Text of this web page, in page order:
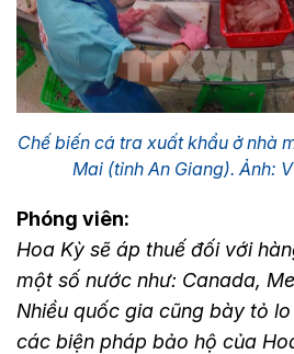
Chế biến cá tra xuất khẩu ở nhà
Mai (tỉnh An Giang). Ảnh:
Phóng viên:
Hoa Kỳ sẽ áp thuế đối với
một số nước như: Canada,
Nhiều quốc gia cũng bày tỏ
các biện pháp bảo hộ của